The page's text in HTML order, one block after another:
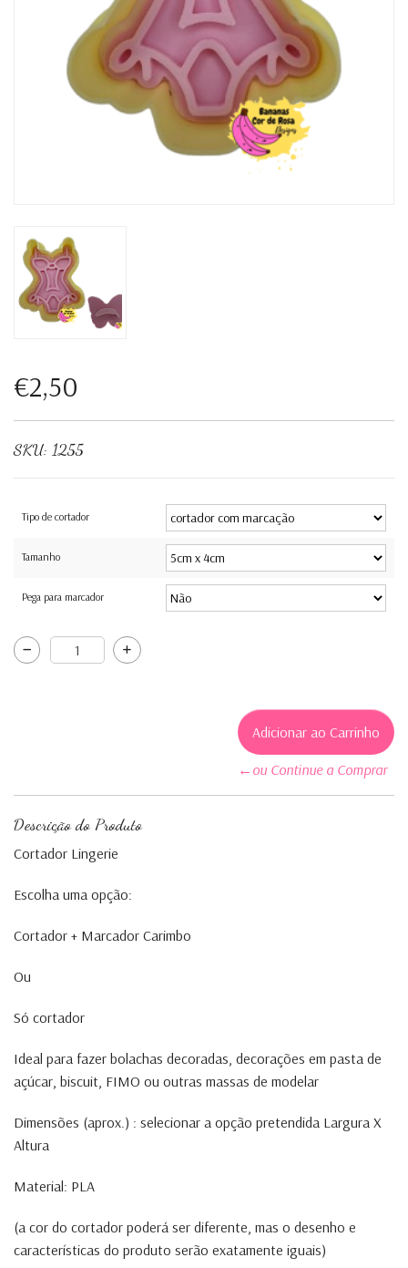
€2,50
SKU: 1255
Tipo de cortador
Tamanho
Pega para marcador
←ou Continue a Comprar
Descrição do Produto
Cortador Lingerie
Escolha uma opção:
Cortador + Marcador Carimbo
Ou
Só cortador
Ideal para fazer bolachas decoradas, decorações em pasta de
açúcar, biscuit, FIMO ou outras massas de modelar
Dimensões (aprox.) : selecionar a opção pretendida Largura X
Altura
Material: PLA
(a cor do cortador poderá ser diferente, mas o desenho e
características do produto serão exatamente iguais)